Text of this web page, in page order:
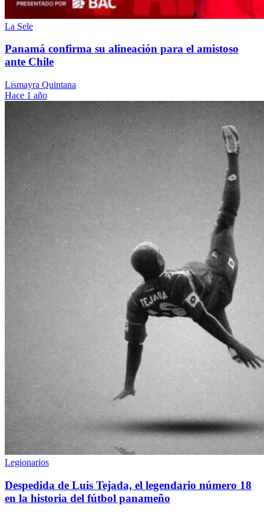
La Sele
Panamá confirma su alineación para el amistoso
ante Chile
Lismayra Quintana
Hace 1 año
Legionarios
Despedida de Luis Tejada, el legendario número 18
en la historia del fútbol panameño